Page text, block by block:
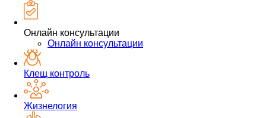
Онлайн консультации
Онлайн консультации
Клещ контроль
Жизнелогия